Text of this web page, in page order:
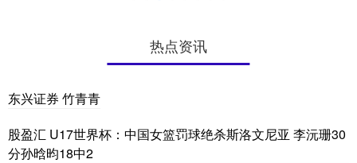
热点资讯
东兴证券 竹青青
股盈汇 U17世界杯：中国女篮罚球绝杀斯洛文尼亚 李沅珊30
分孙晗昀18中2